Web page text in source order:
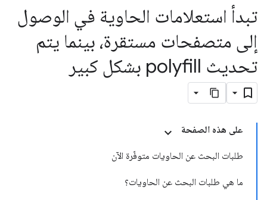
تبدأ استعلامات الحاوية في الوصول
إلى متصفحات مستقرة، بينما يتم
تحديث polyfill بشكل كبير
على هذه الصفحة
طلبات البحث عن الحاويات متوفّرة الآن
ما هي طلبات البحث عن الحاويات؟